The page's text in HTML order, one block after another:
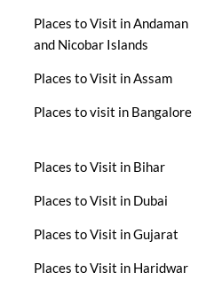
Places to Visit in Andaman
and Nicobar Islands
Places to Visit in Assam
Places to visit in Bangalore
Places to Visit in Bihar
Places to Visit in Dubai
Places to Visit in Gujarat
Places to Visit in Haridwar